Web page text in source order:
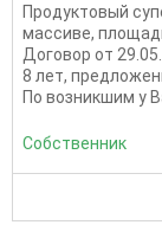
Продуктовый
массиве,
Договор от
8 лет,
По возникшим у
Собственник